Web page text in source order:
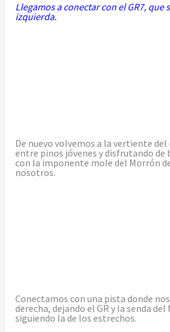
Llegamos a conectar con el GR7, que
izquierda.
De nuevo volvemos a la vertiente del
entre pinos jóvenes y disfrutando de
con la imponente mole del Morrón
nosotros.
Conectamos con una pista donde
derecha, dejando el GR y la senda
siguiendo la de los estrechos.